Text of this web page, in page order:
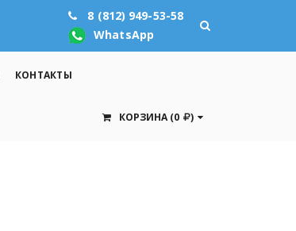
8 (812) 949-53-58
WhatsApp
КОНТАКТЫ
КОРЗИНА (0 )